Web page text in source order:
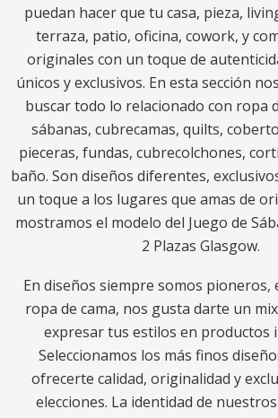
puedan hacer que tu casa, pieza,
terraza, patio, oficina, cowork, y
originales con un toque de
únicos y exclusivos. En esta sección
buscar todo lo relacionado con ropa
sábanas, cubrecamas, quilts,
pieceras, fundas, cubrecolchones,
baño. Son diseños diferentes,
un toque a los lugares que amas de
mostramos el modelo del Juego de
2 Plazas Glasgow.
En diseños siempre somos pioneros,
ropa de cama, nos gusta darte un
expresar tus estilos en productos
Seleccionamos los más finos
ofrecerte calidad, originalidad y
elecciones. La identidad de